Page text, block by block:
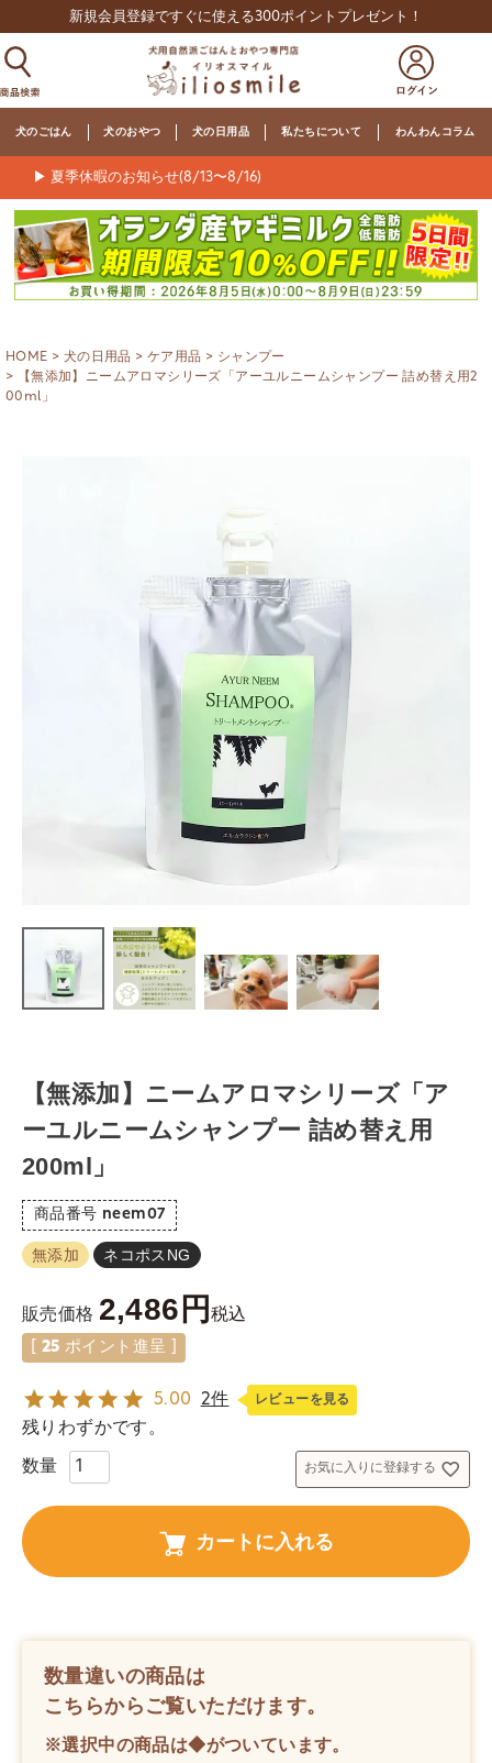
新規会員登録ですぐに使える300ポイントプレゼント！
犬のごはん 犬のおやつ 犬の日用品 私たちについて わんわんコラム
▶ 夏季休暇のお知らせ(8/13〜8/16)
HOME 犬の日用品 ケア用品
シャンプー
【無添加】ニームアロマシリーズ「アーユルニームシャンプー 詰め替え用2
00ml」
【無添加】ニームアロマシリーズ「ア
ーユルニームシャンプー 詰め替え用
200ml」
商品番号 neem07
無添加 ネコポスNG
販売価格 2,486 税込
25 ポイント進呈 ]
5.00 2件 レビューを見る
残りわずかです。
お気に入りに登録する
カートに入れる
数量違いの商品は
こちらからご覧いただけます。
※選択中の商品は◆がついています。